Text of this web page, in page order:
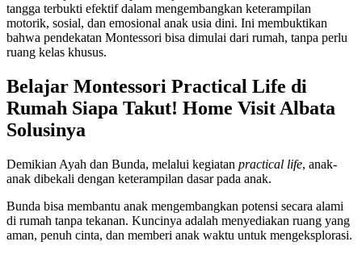
tangga terbukti efektif dalam mengembangkan keterampilan
motorik, sosial, dan emosional anak usia dini. Ini membuktikan
bahwa pendekatan Montessori bisa dimulai dari rumah, tanpa perlu
ruang kelas khusus.
Belajar Montessori Practical Life di
Rumah Siapa Takut! Home Visit Albata
Solusinya
Demikian Ayah dan Bunda, melalui kegiatan practical life, anak-
anak dibekali dengan keterampilan dasar pada anak.
Bunda bisa membantu anak mengembangkan potensi secara alami
di rumah tanpa tekanan. Kuncinya adalah menyediakan ruang yang
aman, penuh cinta, dan memberi anak waktu untuk mengeksplorasi.